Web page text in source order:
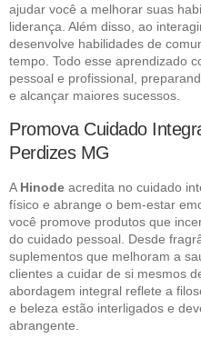
ajudar você a melhorar suas
liderança. Além disso, ao
desenvolve habilidades de
tempo. Todo esse aprendizado
pessoal e profissional,
e alcançar maiores sucessos.
Promova Cuidado
Perdizes MG
A Hinode acredita no cuidado
físico e abrange o bem-estar
você promove produtos que
do cuidado pessoal. Desde
suplementos que melhoram a
clientes a cuidar de si mesmos
abordagem integral reflete a
e beleza estão interligados e
abrangente.